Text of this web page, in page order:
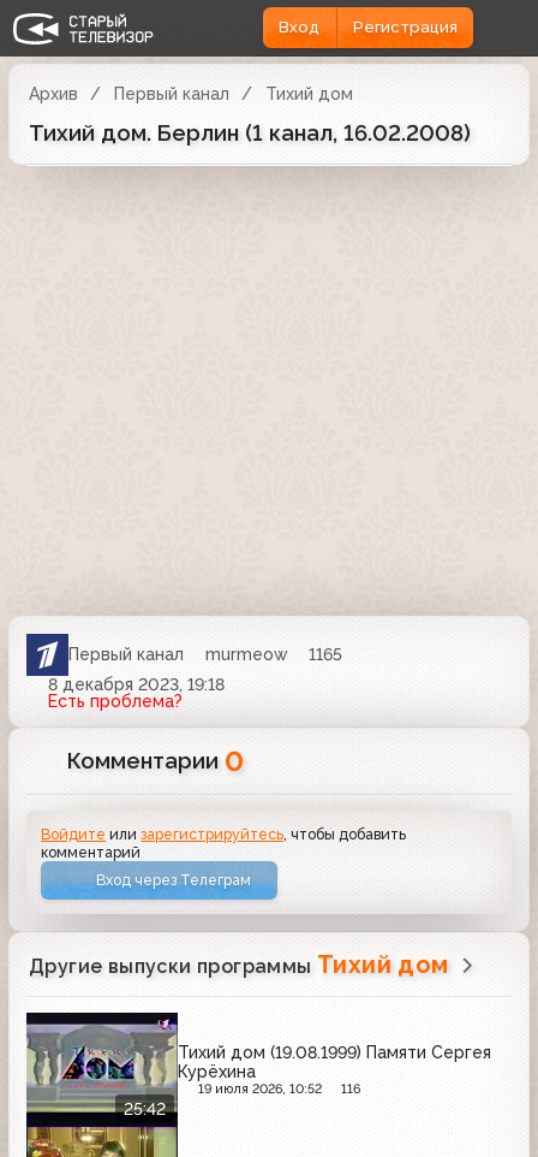
Вход Регистрация
Архив Первый канал Тихий дом
Тихий дом. Берлин (1 канал, 16.02.2008)
Первый канал murmeow
1165
8 декабря 2023, 19:18
Есть проблема?
Комментарии 0
Войдите илизарегистрируйтесь , чтобы добавить
комментарий
Вход через Телеграм
Другие выпуски программы Тихий дом
25:42
Тихий дом (19.08.1999) Памяти Сергея
Курёхина
19 июля 2026, 10:52 116